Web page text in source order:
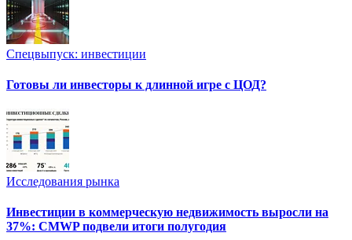
Спецвыпуск: инвестиции
Готовы ли инвесторы к длинной игре с ЦОД?
Исследования рынка
Инвестиции в коммерческую недвижимость выросли на
37%: CMWP подвели итоги полугодия